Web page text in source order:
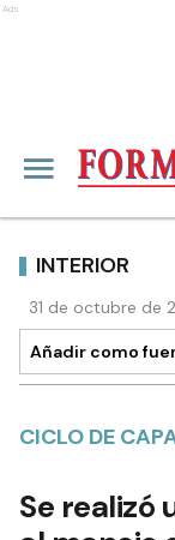
Ads
INTERIOR
31 de octubre de
Añadir como
CICLO DE
Se realizó